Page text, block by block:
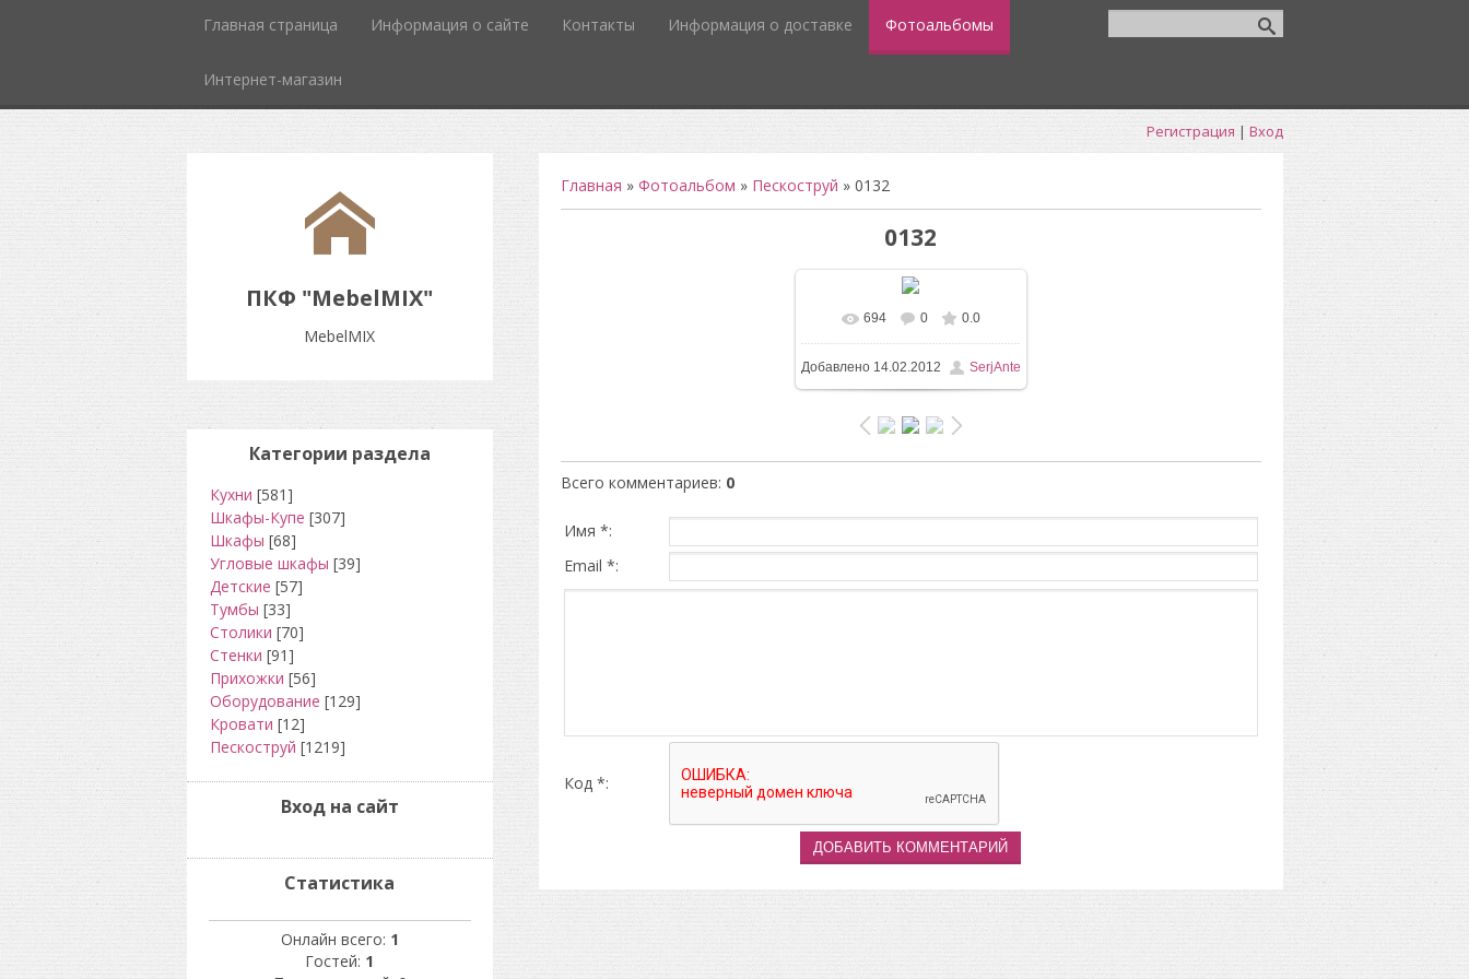
Главная страница Информация о сайте Контакты Информация о доставке Фотоальбомы
Интернет-магазин
Регистрация | Вход
ПКФ "MebelMIX"
MebelMIX
Главная » Фотоальбом » Пескоструй » 0132
0132
В реальном размере
418x607/ 17.4Kb
694 0 0.0
Добавлено14.02.2012 SerjAnte
Всего комментариев: 0
Имя *:
Email *:
Код *:
Категории раздела
Кухни [581]
Шкафы-Купе [307]
Шкафы [68]
Угловые шкафы [39]
Детские [57]
Тумбы [33]
Столики [70]
Стенки [91]
Прихожки [56]
Оборудование [129]
Кровати [12]
Пескоструй [1219]
Вход на сайт
Статистика
Онлайн всего: 1
Гостей: 1